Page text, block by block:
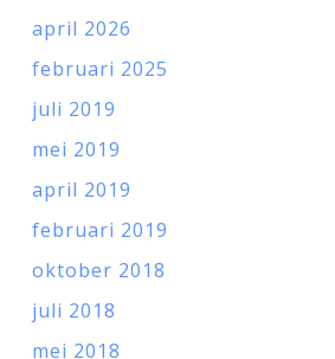
april 2026
februari 2025
juli 2019
mei 2019
april 2019
februari 2019
oktober 2018
juli 2018
mei 2018